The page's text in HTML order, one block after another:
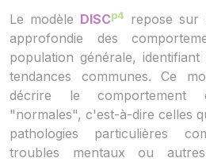
Le modèle DISCp4
repose sur
approfondie des
population générale,
tendances communes. Ce
décrire le comportement
"normales", c'est-à-dire celles
pathologies particulières
troubles mentaux ou